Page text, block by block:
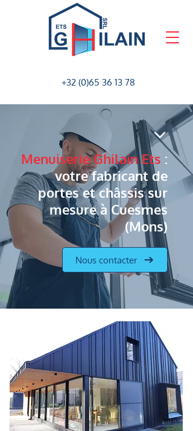
+32 (0)65 36 13 78
Menuiserie Ghilain Ets :
votre fabricant de
portes et châssis sur
mesure à Cuesmes
(Mons)
Nous contacter